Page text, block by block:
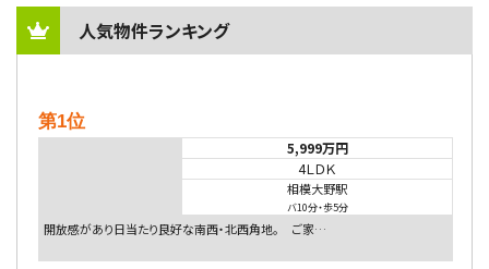
人気物件ランキング
第1位
5,999万円
4ＬＤＫ
相模大野駅
バ10分・歩5分
開放感があり日当たり良好な南西・北西角地。 ご家…